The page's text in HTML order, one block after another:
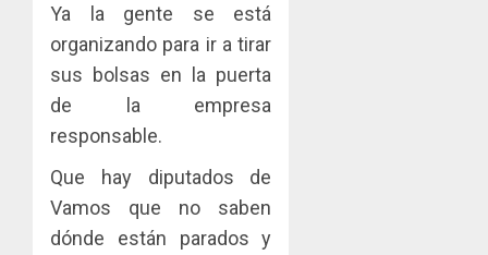
Ya la gente se está
organizando para ir a tirar
sus bolsas en la puerta
de la empresa
responsable.
Que hay diputados de
Vamos que no saben
dónde están parados y